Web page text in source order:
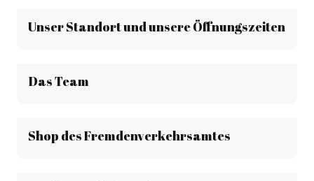
Unser Standort und unsere Öffnungszeiten
Das Team
Shop des Fremdenverkehrsamtes